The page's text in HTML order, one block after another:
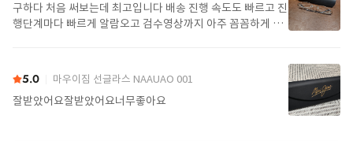
구하다 처음 써보는데 최고입니다 배송 진행 속도도 빠르고 진
행단계마다 빠르게 알람오고 검수영상까지 아주 꼼꼼하게 찍
5.0 마우이짐 선글라스 NAAUAO 001
잘받았어요잘받았어요너무좋아요